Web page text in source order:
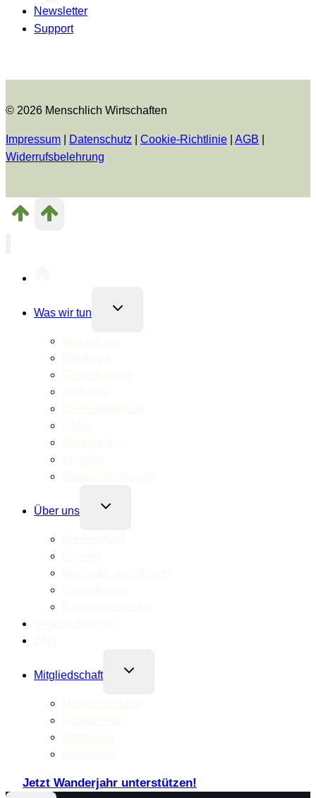
Newsletter
Support
© 2026 Menschlich Wirtschaften
Impressum Datenschutz Cookie-Richtlinie AGB
Widerrufsbelehrung
Was wir tun
Untermenü
Über uns
Untermenü
Mitgliedschaft
Untermenü
Jetzt Wanderjahr unterstützen!